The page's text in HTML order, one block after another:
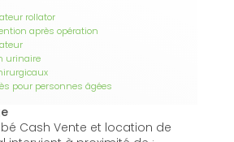
rollator
après opération
urinaire
pour personnes âgées
Cash Vente et location de